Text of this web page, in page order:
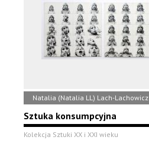
Natalia (Natalia LL) Lach-Lachowicz
Sztuka konsumpcyjna
Kolekcja Sztuki XX i XXI wieku